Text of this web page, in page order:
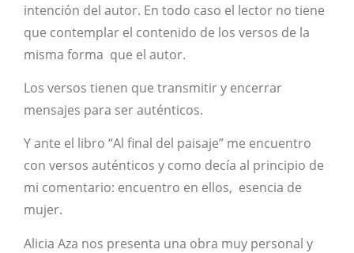
intención del autor. En todo caso el lector no tiene
que contemplar el contenido de los versos de la
misma forma que el autor.
Los versos tienen que transmitir y encerrar
mensajes para ser auténticos.
Y ante el libro “Al final del paisaje” me encuentro
con versos auténticos y como decía al principio de
mi comentario: encuentro en ellos, esencia de
mujer.
Alicia Aza nos presenta una obra muy personal y